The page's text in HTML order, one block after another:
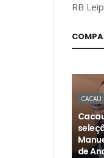
RB
CACAU
de